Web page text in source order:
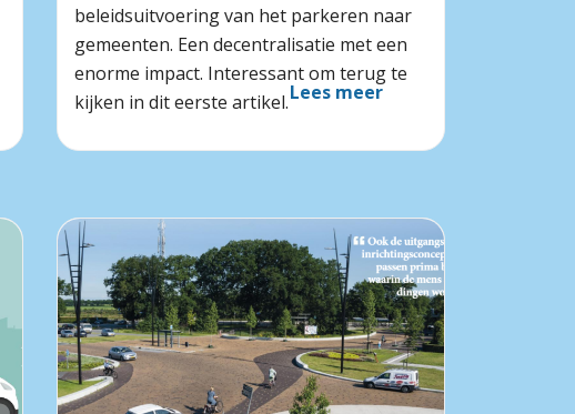
beleidsuitvoering van het parkeren naar
gemeenten. Een decentralisatie met een
enorme impact. Interessant om terug te
kijken in dit eerste artikel.Lees meer